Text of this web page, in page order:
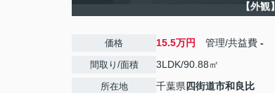
【外観】
価格 15.5万円 管理/共益費 -
間取り/面積 3LDK/90.88㎡
所在地 千葉県 四街道市和良比